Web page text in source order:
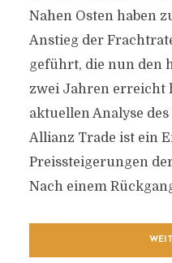
Nahen Osten haben
Anstieg der
geführt, die nun den
zwei Jahren erreicht
aktuellen Analyse
Allianz Trade ist ein
Preissteigerungen
Nach einem